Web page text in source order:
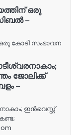
ഒരു
–
കോടി സംഭാവന
ജോലിക്ക്
–
ഇൻവെസ്റ്റ്